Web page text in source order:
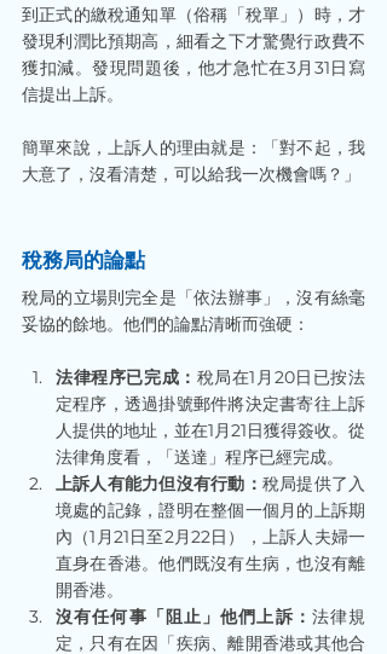
到正式的繳稅通知單（俗稱「稅單」）時，才
發現利潤比預期高，細看之下才驚覺行政費不
獲扣減。發現問題後，他才急忙在3月31日寫
信提出上訴。
簡單來說，上訴人的理由就是：「對不起，我
大意了，沒看清楚，可以給我一次機會嗎？」
稅務局的論點
稅局的立場則完全是「依法辦事」，沒有絲毫
妥協的餘地。他們的論點清晰而強硬：
法律程序已完成： 稅局在1月20日已按法
定程序，透過掛號郵件將決定書寄往上訴
人提供的地址，並在1月21日獲得簽收。從
法律角度看，「送達」程序已經完成。
上訴人有能力但沒有行動： 稅局提供了入
境處的記錄，證明在整個一個月的上訴期
內（1月21日至2月22日），上訴人夫婦一
直身在香港。他們既沒有生病，也沒有離
開香港。
沒有任何事「阻止」他們上訴： 法律規
定，只有在因「疾病、離開香港或其他合